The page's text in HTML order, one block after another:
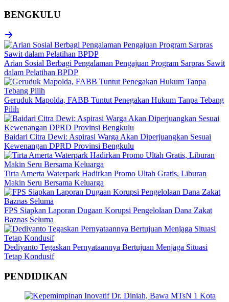
BENGKULU
Arian Sosial Berbagi Pengalaman Pengajuan Program Sarpras Sawit
dalam Pelatihan BPDP
Geruduk Mapolda, FABB Tuntut Penegakan Hukum Tanpa Tebang
Pilih
Baidari Citra Dewi: Aspirasi Warga Akan Diperjuangkan Sesuai
Kewenangan DPRD Provinsi Bengkulu
Tirta Amerta Waterpark Hadirkan Promo Ultah Gratis, Liburan
Makin Seru Bersama Keluarga
FPS Siapkan Laporan Dugaan Korupsi Pengelolaan Dana Zakat
Baznas Seluma
Dediyanto Tegaskan Pernyataannya Bertujuan Menjaga Situasi
Tetap Kondusif
PENDIDIKAN